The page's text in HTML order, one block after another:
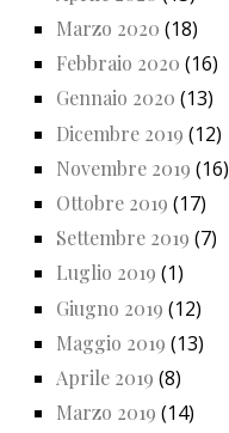
Marzo 2020 (18)
Febbraio 2020 (16)
Gennaio 2020 (13)
Dicembre 2019 (12)
Novembre 2019 (16)
Ottobre 2019 (17)
Settembre 2019 (7)
Luglio 2019 (1)
Giugno 2019 (12)
Maggio 2019 (13)
Aprile 2019 (8)
Marzo 2019 (14)